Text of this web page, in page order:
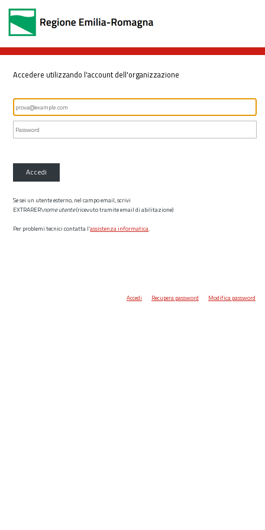
Accedere utilizzando l'account dell'organizzazione
Accedi
Se sei un utente esterno, nel campo email, scrivi
EXTRARER\nome utente(ricevuto tramite email di abilitazione)
Per problemi tecnici contatta l’assistenza informatica.
Accedi Recupera password Modifica password